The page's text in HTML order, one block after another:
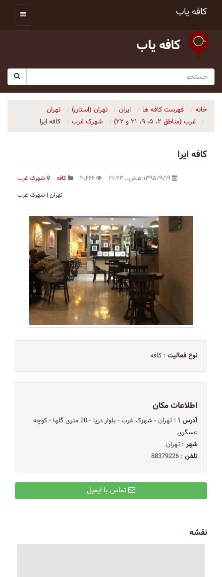
کافه یاب
کافه یاب
خانه فهرست کافه ها ایران تهران (استان)
تهران
غرب (مناطق ۲، ۵، ۹، ۲۱ و ۲۲)
شهرک غرب کافه ایرا
کافه ایرا
کافه
شهرک غرب
تهران | شهرک غرب
نوع فعالیت : کافه
اطلاعات مکان
آدرس ۱
: تهران - شهرک غرب - بلوار دریا - 20 متری گلها - کوچه
عسگری
شهر : تهران
تلفن : 88379226
نقشه